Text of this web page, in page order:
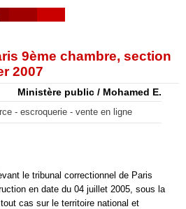
9ème chambre, section
2007
Ministère public / Mohamed E.
- escroquerie - vente en ligne
le tribunal correctionnel de Paris
en date du 04 juillet 2005, sous la
cas sur le territoire national et